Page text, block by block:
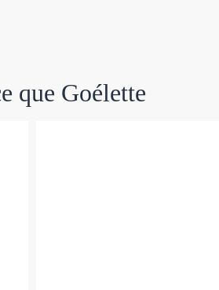
que Goélette